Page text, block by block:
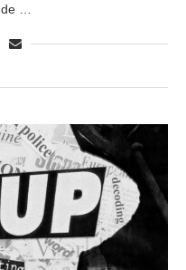
de …